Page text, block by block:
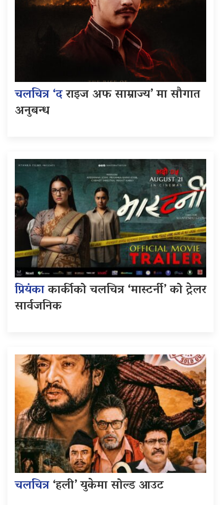
चलचित्र ‘दराइज अफ साम्राज्य’ मा सौगात
अनुबन्ध
प्रियंकाकार्कीको चलचित्र ‘मास्टर्नी’ को ट्रेलर
सार्वजनिक
चलचित्र‘हली’ युकेमा सोल्ड आउट